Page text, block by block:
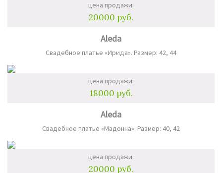
цена продажи:
20000 руб.
Aleda
Свадебное платье «Ирида». Размер: 42, 44
цена продажи:
18000 руб.
Aleda
Свадебное платье «Мадонна». Размер: 40, 42
цена продажи:
20000 руб.